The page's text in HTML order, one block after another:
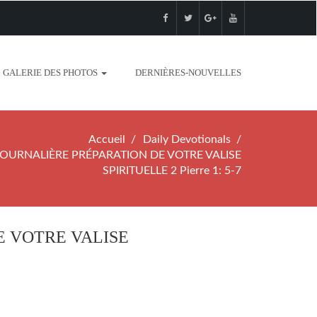
GALERIE DES PHOTOS DERNIÈRES-NOUVELLES
Accueil
Daily Devotionals
PRÉPARATION DE VOTRE VALISE
SPIRITUELLE 2 Pierre 1: 5-7
VOTRE VALISE